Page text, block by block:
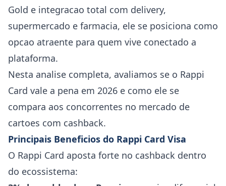
Gold e integracao total com delivery,
supermercado e farmacia, ele se posiciona como
opcao atraente para quem vive conectado a
plataforma.
Nesta analise completa, avaliamos se o Rappi
Card vale a pena em 2026 e como ele se
compara aos concorrentes no mercado de
cartoes com cashback.
Principais Beneficios do Rappi Card Visa
O Rappi Card aposta forte no cashback dentro
do ecossistema: